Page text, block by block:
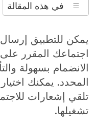
في هذه المقالة
يمكن للتطبيق
اجتماعك المقرر
الانضمام بسهولة
المحدد. يمكنك
تلقي إشعارات
تشغيلها.